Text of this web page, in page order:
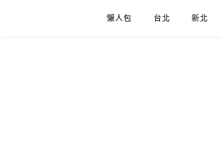
懶人包 台北 新北